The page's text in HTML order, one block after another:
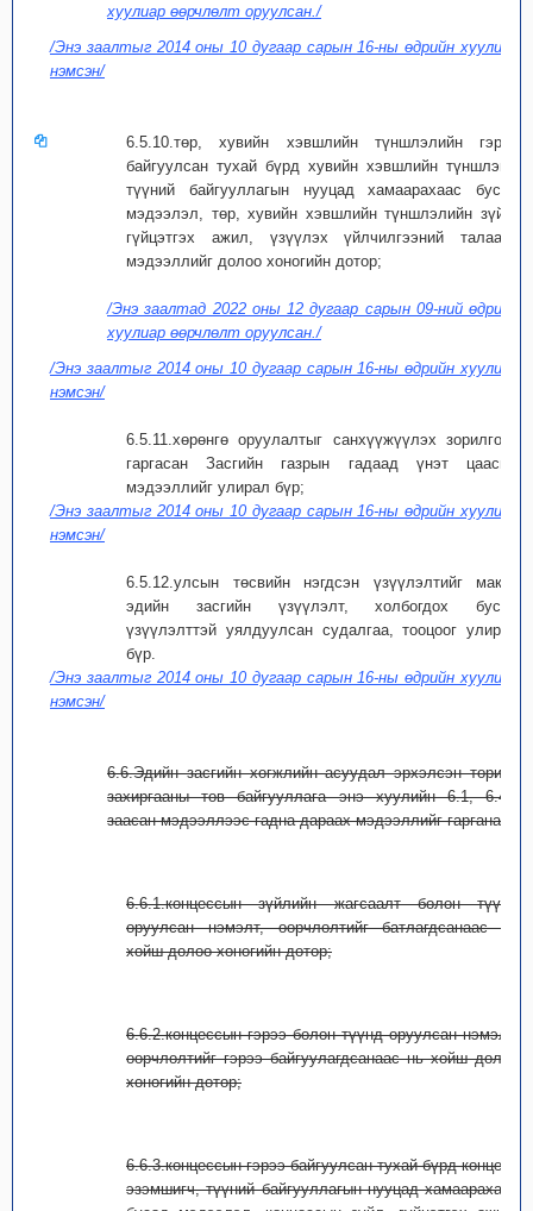
хуулиар өөрчлөлт оруулсан./
/Энэ заалтыг 2014 оны 10 дугаар сарын 16-ны өдрийн хуулиар
нэмсэн/
6.5.10.төр, хувийн хэвшлийн түншлэлийн гэрээ
байгуулсан тухай бүрд хувийн хэвшлийн түншлэгч,
түүний байгууллагын нууцад хамаарахаас бусад
мэдээлэл, төр, хувийн хэвшлийн түншлэлийн зүйл,
гүйцэтгэх ажил, үзүүлэх үйлчилгээний талаарх
мэдээллийг долоо хоногийн дотор;
/Энэ заалтад 2022 оны 12 дугаар сарын 09-ний өдрийн
хуулиар өөрчлөлт оруулсан./
/Энэ заалтыг 2014 оны 10 дугаар сарын 16-ны өдрийн хуулиар
нэмсэн/
6.5.11.хөрөнгө оруулалтыг санхүүжүүлэх зорилгоор
гаргасан Засгийн газрын гадаад үнэт цаасны
мэдээллийг улирал бүр;
/Энэ заалтыг 2014 оны 10 дугаар сарын 16-ны өдрийн хуулиар
нэмсэн/
6.5.12.улсын төсвийн нэгдсэн үзүүлэлтийг макро
эдийн засгийн үзүүлэлт, холбогдох бусад
үзүүлэлттэй уялдуулсан судалгаа, тооцоог улирал
бүр.
/Энэ заалтыг 2014 оны 10 дугаар сарын 16-ны өдрийн хуулиар
нэмсэн/
6.6.Эдийн засгийн хөгжлийн асуудал эрхэлсэн төрийн
захиргааны төв байгууллага энэ хуулийн 6.1, 6.4-т
заасан мэдээллээс гадна дараах мэдээллийг гаргана:
6.6.1.концессын зүйлийн жагсаалт болон түүнд
оруулсан нэмэлт, өөрчлөлтийг батлагдсанаас нь
хойш долоо хоногийн дотор;
6.6.2.концессын гэрээ болон түүнд оруулсан нэмэлт,
өөрчлөлтийг гэрээ байгуулагдсанаас нь хойш долоо
хоногийн дотор;
6.6.3.концессын гэрээ байгуулсан тухай бүрд концесс
эзэмшигч, түүний байгууллагын нууцад хамаарахаас